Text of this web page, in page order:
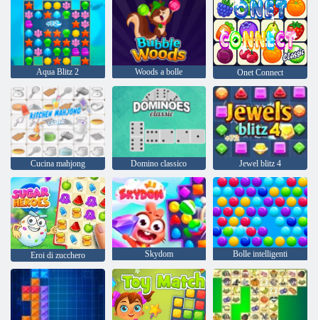
Aqua Blitz 2 Woods a bolle Onet Connect
Cucina mahjong Domino classico Jewel blitz 4
Eroi di zucchero Skydom Bolle intelligenti